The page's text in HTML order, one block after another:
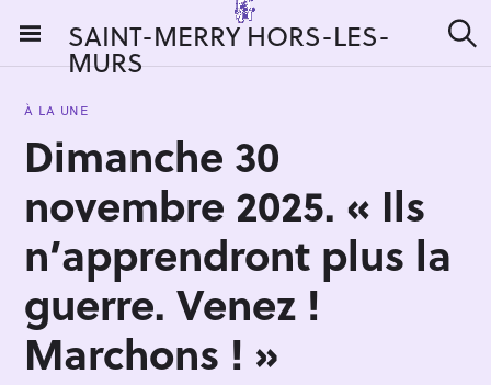
i
SAINT-MERRY HORS-LES-
MURS e
À LA UNE
Dimanche 30
novembre 2025. « Ils
n’apprendront plus la
guerre. Venez !
Marchons ! »